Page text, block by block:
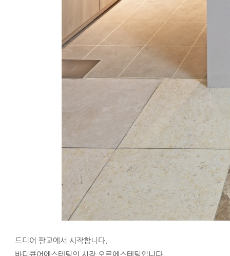
드디어 판교에서 시작합니다.